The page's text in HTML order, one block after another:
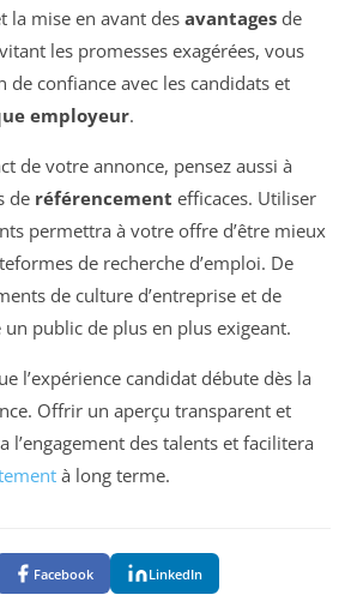
la mise en avant des avantages de
les promesses exagérées, vous
de confiance avec les candidats et
employeur.
de votre annonce, pensez aussi à
de référencement efficaces. Utiliser
permettra à votre offre d’être mieux
de recherche d’emploi. De
de culture d’entreprise et de
public de plus en plus exigeant.
l’expérience candidat débute dès la
Offrir un aperçu transparent et
l’engagement des talents et facilitera
à long terme.
Facebook LinkedIn